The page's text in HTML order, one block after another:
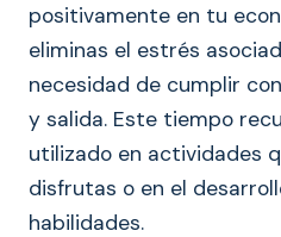
positivamente en tu
eliminas el estrés
necesidad de cumplir
y salida. Este tiempo
utilizado en actividades
disfrutas o en el
habilidades.